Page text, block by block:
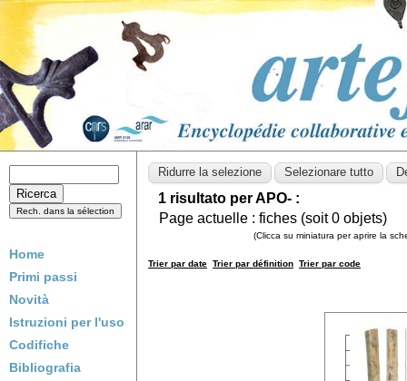
Home
Primi passi
Novità
Istruzioni per l'uso
Codifiche
Bibliografia
1 risultato per APO- :
Page actuelle : fiches (soit0 objets)
(Clicca su miniatura per aprire la
Trier par date Trier par définition Trier par code